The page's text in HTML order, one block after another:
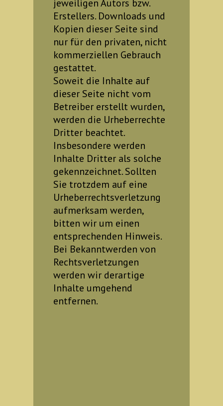
jeweiligen Autors bzw.
Erstellers. Downloads und
Kopien dieser Seite sind
nur für den privaten, nicht
kommerziellen Gebrauch
gestattet.
Soweit die Inhalte auf
dieser Seite nicht vom
Betreiber erstellt wurden,
werden die Urheberrechte
Dritter beachtet.
Insbesondere werden
Inhalte Dritter als solche
gekennzeichnet. Sollten
Sie trotzdem auf eine
Urheberrechtsverletzung
aufmerksam werden,
bitten wir um einen
entsprechenden Hinweis.
Bei Bekanntwerden von
Rechtsverletzungen
werden wir derartige
Inhalte umgehend
entfernen.